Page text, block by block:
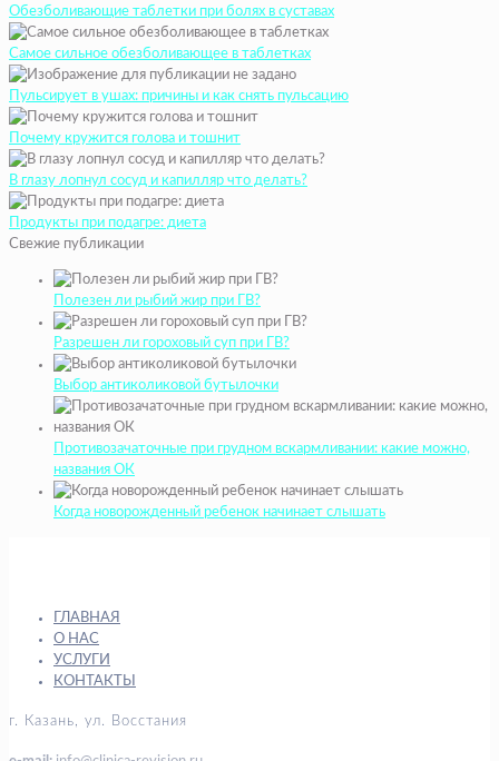
Обезболивающие таблетки при болях в суставах
Самое сильное обезболивающее в таблетках
Пульсирует в ушах: причины и как снять пульсацию
Почему кружится голова и тошнит
В глазу лопнул сосуд и капилляр что делать?
Продукты при подагре: диета
Свежие публикации
Полезен ли рыбий жир при ГВ?
Разрешен ли гороховый суп при ГВ?
Выбор антиколиковой бутылочки
Противозачаточные при грудном вскармливании: какие можно,
названия ОК
Когда новорожденный ребенок начинает слышать
ГЛАВНАЯ
О НАС
УСЛУГИ
КОНТАКТЫ
г. Казань, ул. Восстания